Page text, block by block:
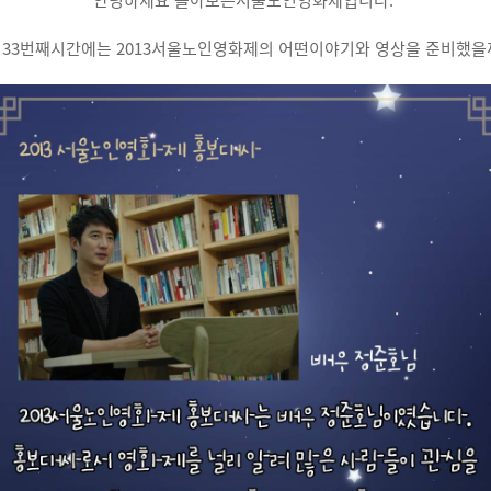
번째시간에는 2013서울노인영화제의 어떤이야기와 영상을 준비했을